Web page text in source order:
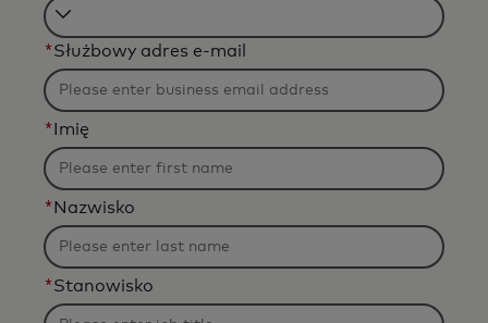
be
applied
after
3
characters.
Filtering
will
be
applied
after
3
characters.
*Służbowy adres e-mail
* Imię
* Nazwisko
*Stanowisko